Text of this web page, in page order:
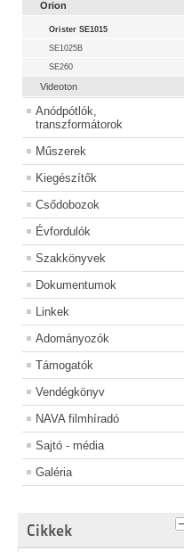
Orion
Orister SE1015
SE1025B
SE260
Videoton
Anódpótlók,
transzformátorok
Műszerek
Kiegészítők
Csődobozok
Évfordulók
Szakkönyvek
Dokumentumok
Linkek
Adományozók
Támogatók
Vendégkönyv
NAVA filmhíradó
Sajtó - média
Galéria
Cikkek